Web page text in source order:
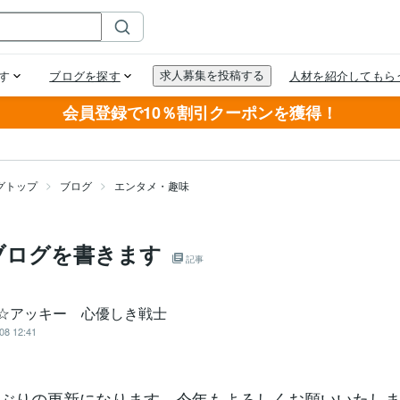
会員登録で10％割引クーポンを獲得！
トップ ブログ エンタメ・趣味
グを書きます 記事
アッキー 心優しき戦士
12:41